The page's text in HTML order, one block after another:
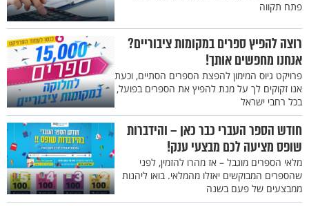
פתח תקווה
רוצה להפיץ ספרים במקומות ציבוריים?
אנחנו מחפשים אותך!
פרויקט גיוס המימון להפצת הספרים הסתיים, וכעת
אנו זקוקים לך על מנת להפיץ את הספרים בפועל,
בכל רחבי ישראל
חודש הספר העברי כבר כאן – והידברות
שופס מציעה לכם מבצעי ענק!
מלאי הספרים מוגבל – אז מהרו להזמין, לפני
שהספרים המבוקשים יאזלו מהמלאי. בואו ליהנות
ממבצעים של פעם בשנה